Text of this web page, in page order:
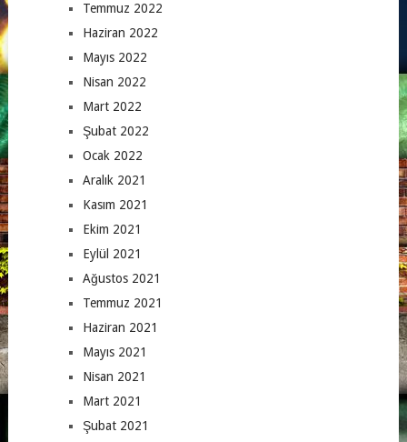
Temmuz 2022
Haziran 2022
Mayıs 2022
Nisan 2022
Mart 2022
Şubat 2022
Ocak 2022
Aralık 2021
Kasım 2021
Ekim 2021
Eylül 2021
Ağustos 2021
Temmuz 2021
Haziran 2021
Mayıs 2021
Nisan 2021
Mart 2021
Şubat 2021